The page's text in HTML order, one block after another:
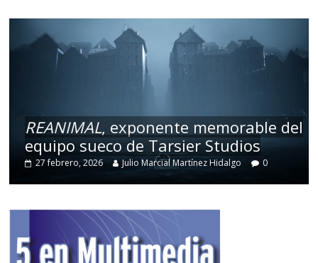
REANIMAL, exponente memorable del
equipo sueco de Tarsier Studios
27 febrero, 2026 Julio Marcial Martínez Hidalgo 0